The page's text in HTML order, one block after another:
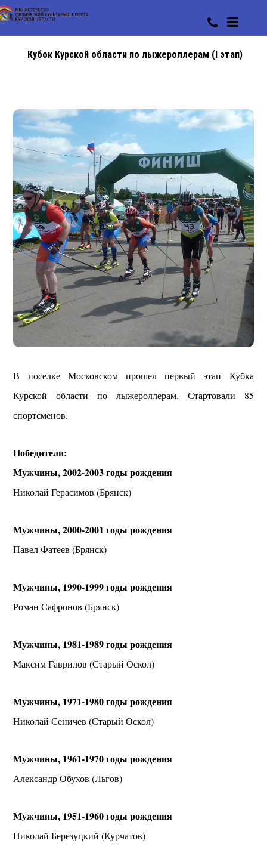
Кубок Курской области по лыжероллерам (I этап)
В поселке Московском прошел первый этап Кубка
Курской области по лыжероллерам. Стартовали 85
спортсменов.
Победители:
Мужчины, 2002-2003 годы рождения
Николай Герасимов (Брянск)
Мужчины, 2000-2001 годы рождения
Павел Фатеев (Брянск)
Мужчины, 1990-1999 годы рождения
Роман Сафронов (Брянск)
Мужчины, 1981-1989 годы рождения
Максим Гаврилов (Старый Оскол)
Мужчины, 1971-1980 годы рождения
Николай Сеничев (Старый Оскол)
Мужчины, 1961-1970 годы рождения
Александр Обухов (Льгов)
Мужчины, 1951-1960 годы рождения
Николай Березуцкий (Курчатов)